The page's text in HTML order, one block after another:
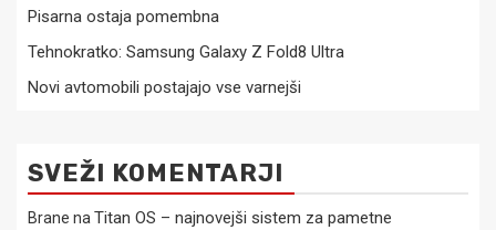
Pisarna ostaja pomembna
Tehnokratko: Samsung Galaxy Z Fold8 Ultra
Novi avtomobili postajajo vse varnejši
SVEŽI KOMENTARJI
Brane na Titan OS – najnovejši sistem za pametne